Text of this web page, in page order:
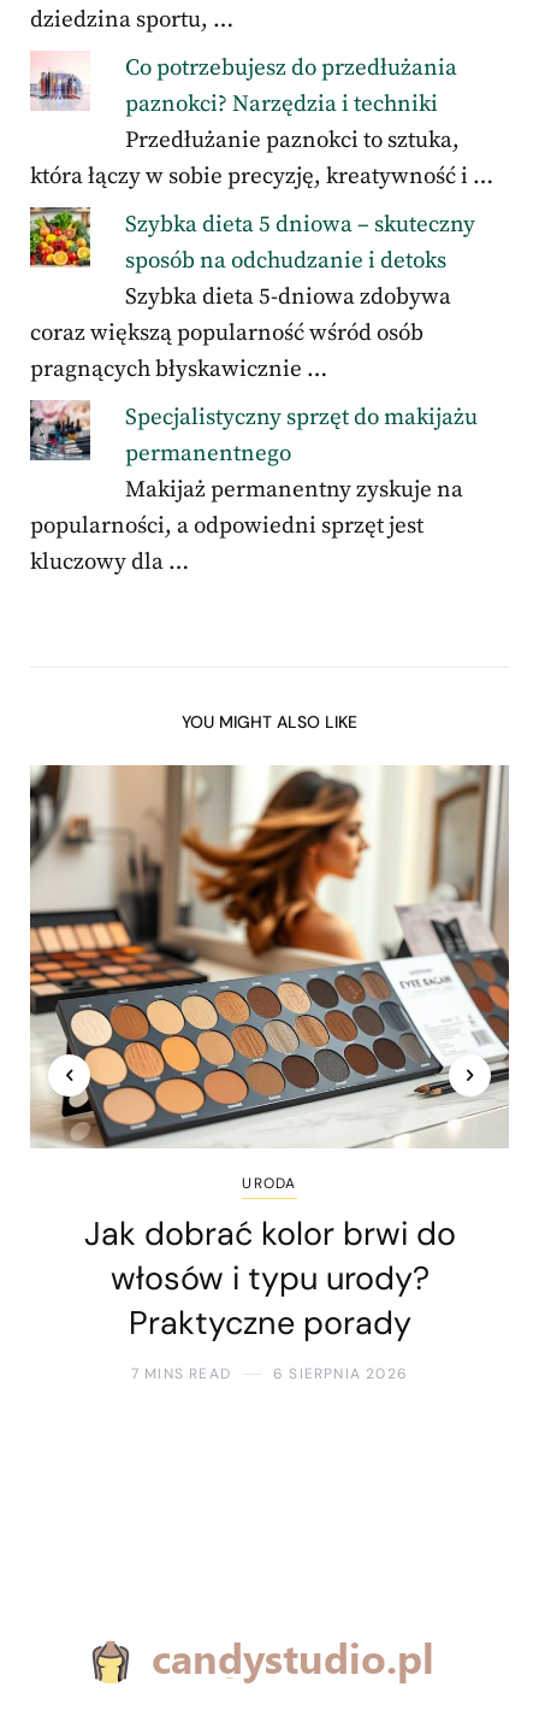
dziedzina sportu, …
Co potrzebujesz do przedłużania
paznokci? Narzędzia i techniki
Przedłużanie paznokci to sztuka,
która łączy w sobie precyzję, kreatywność i …
Szybka dieta 5 dniowa – skuteczny
sposób na odchudzanie i detoks
Szybka dieta 5-dniowa zdobywa
coraz większą popularność wśród osób
pragnących błyskawicznie …
Specjalistyczny sprzęt do makijażu
permanentnego
Makijaż permanentny zyskuje na
popularności, a odpowiedni sprzęt jest
kluczowy dla …
YOU MIGHT ALSO LIKE
URODA
Jak dobrać kolor brwi do
włosów i typu urody?
Praktyczne porady
7 MINS READ 6 SIERPNIA 2026